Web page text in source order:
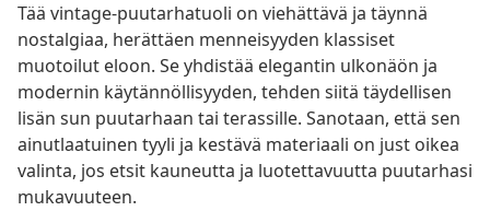
Tää vintage-puutarhatuoli on viehättävä ja täynnä
nostalgiaa, herättäen menneisyyden klassiset
muotoilut eloon. Se yhdistää elegantin ulkonäön ja
modernin käytännöllisyyden, tehden siitä täydellisen
lisän sun puutarhaan tai terassille. Sanotaan, että sen
ainutlaatuinen tyyli ja kestävä materiaali on just oikea
valinta, jos etsit kauneutta ja luotettavuutta puutarhasi
mukavuuteen.